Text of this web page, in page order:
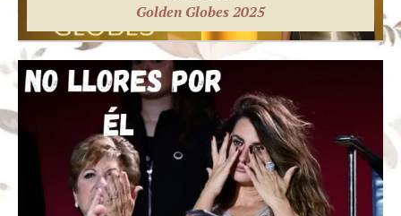
Golden Globes 2025